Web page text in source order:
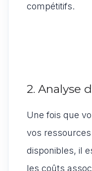
compétitifs.
2. Analyse
Une fois que
vos
disponibles, il
les coûts